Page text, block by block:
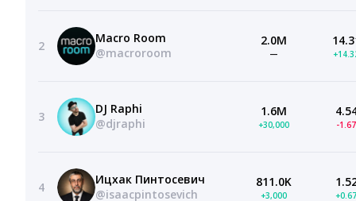
2
Macro Room
@macroroom
2.0M
—
3
DJ Raphi
@djraphi
1.6M
+30,000 -
4
Ицхак Пинтосевич
@isaacpintosevich
811.0K
+3,000